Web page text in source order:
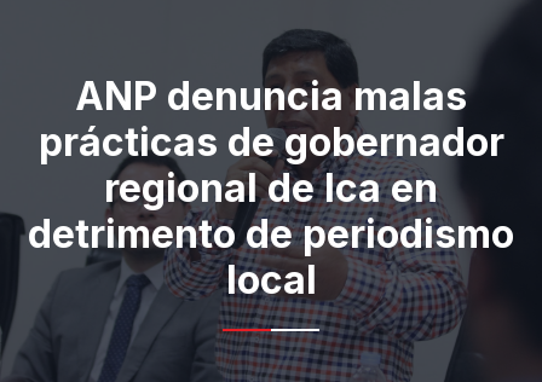
ANP denuncia malas
prácticas de gobernador
regional de Ica en
detrimento de periodismo
local